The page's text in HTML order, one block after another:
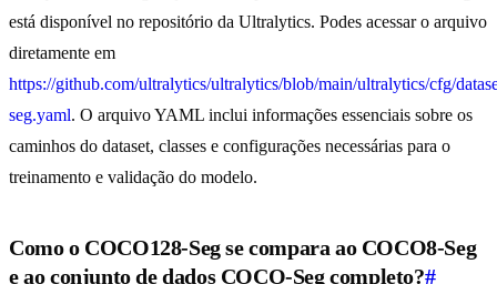
está disponível no repositório da Ultralytics. Podes acessar o arquivo
diretamente em
https://github.com/ultralytics/ultralytics/blob/main/ultralytics/cfg/
seg.yaml. O arquivo YAML inclui informações essenciais sobre os
caminhos do dataset, classes e configurações necessárias para o
treinamento e validação do modelo.
Como o COCO128-Seg se compara ao COCO8-Seg
e ao conjunto de dados COCO-Seg completo?#